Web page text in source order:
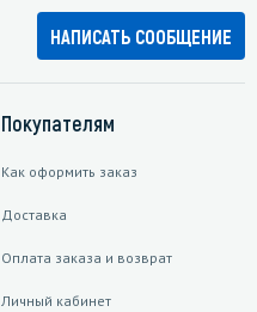
НАПИСАТЬ СООБЩЕНИЕ
Покупателям
Как оформить заказ
Доставка
Оплата заказа и возврат
Личный кабинет